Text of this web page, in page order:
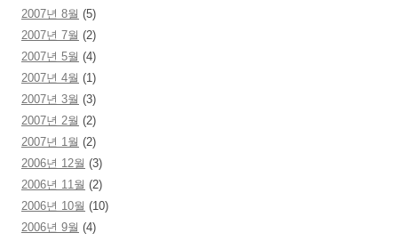
2007년 8월 (5)
2007년 7월 (2)
2007년 5월 (4)
2007년 4월 (1)
2007년 3월 (3)
2007년 2월 (2)
2007년 1월 (2)
2006년 12월 (3)
2006년 11월 (2)
2006년 10월 (10)
2006년 9월 (4)